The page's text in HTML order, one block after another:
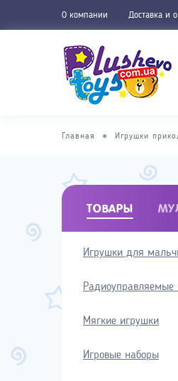
О компании Доставка и
Главная ● Игрушки
ТОВАРЫ
Игрушки для
Радиоуправляемые
Мягкие игрушки
Игровые наборы